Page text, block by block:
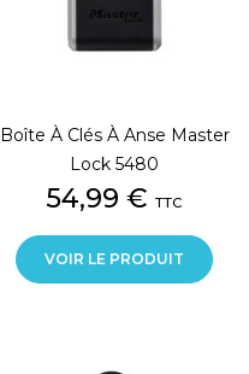
Boîte À Clés À Anse Master
Lock 5480
Prix
54,99 € TTC
VOIR LE PRODUIT